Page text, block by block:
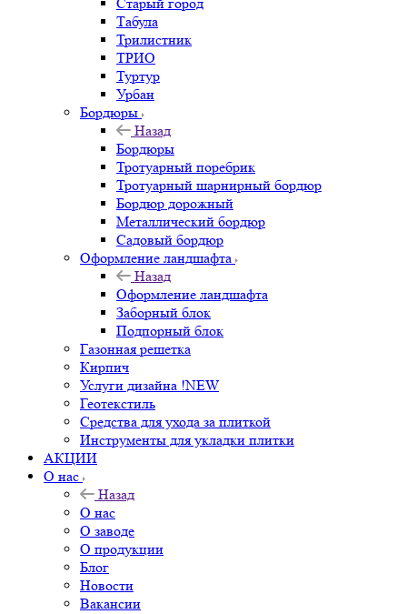
Табула
Трилистник
ТРИО
Туртур
Урбан
Бордюры
Назад
Бордюры
Тротуарный поребрик
Тротуарный шарнирный бордюр
Бордюр дорожный
Металлический бордюр
Садовый бордюр
Оформление ландшафта
Назад
Оформление ландшафта
Заборный блок
Подпорный блок
Газонная решетка
Кирпич
Услуги дизайна !NEW
Геотекстиль
Средства для ухода за плиткой
Инструменты для укладки плитки
АКЦИИ
О нас
Назад
О нас
О заводе
О продукции
Блог
Новости
Вакансии